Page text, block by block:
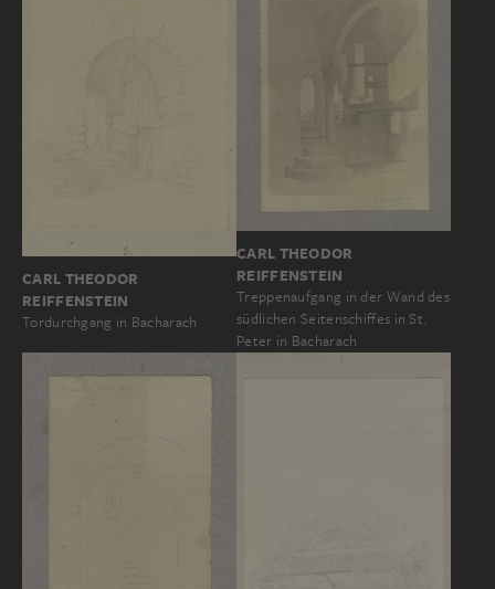
CARL THEODOR
REIFFENSTEIN
Tordurchgang in Bacharach
CARL THEODOR
REIFFENSTEIN
Treppenaufgang in der Wand des
südlichen Seitenschiffes in St.
Peter in Bacharach